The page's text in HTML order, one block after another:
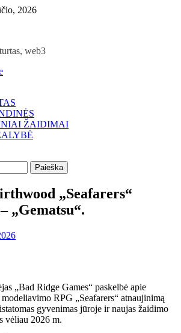
2026
web3
ŽAIDIMAI
„Seafarers“
„Gematsu“.
„Bad Ridge Games“ paskelbė apie
RPG „Seafarers“ atnaujinimą
gyvenimas jūroje ir naujas žaidimo
vėliau 2026 m.